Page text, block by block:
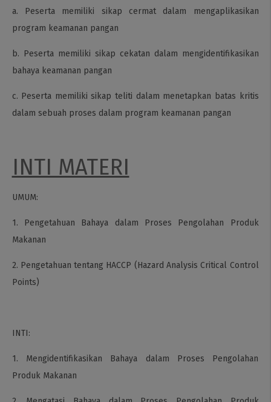
a. Peserta memiliki sikap cermat dalam mengaplikasikan
program keamanan pangan
b. Peserta memiliki sikap cekatan dalam mengidentifikasikan
bahaya keamanan pangan
c. Peserta memiliki sikap teliti dalam menetapkan batas kritis
dalam sebuah proses dalam program keamanan pangan
INTI MATERI
UMUM:
1. Pengetahuan Bahaya dalam Proses Pengolahan Produk
Makanan
2. Pengetahuan tentang HACCP (Hazard Analysis Critical Control
Points)
INTI:
1. Mengidentifikasikan Bahaya dalam Proses Pengolahan
Produk Makanan